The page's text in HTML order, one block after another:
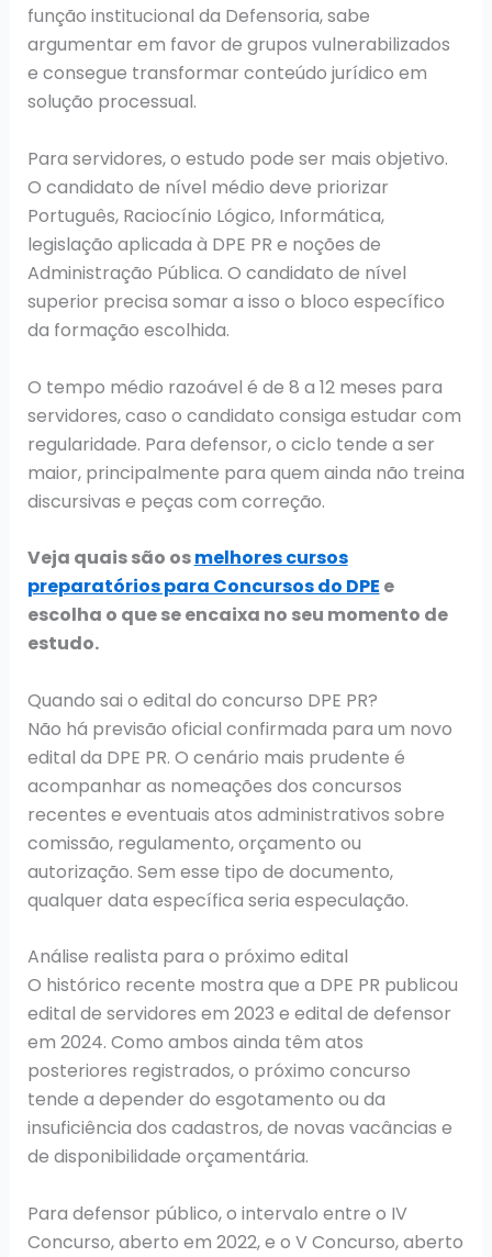
função institucional da Defensoria, sabe
argumentar em favor de grupos vulnerabilizados
e consegue transformar conteúdo jurídico em
solução processual.
Para servidores, o estudo pode ser mais objetivo.
O candidato de nível médio deve priorizar
Português, Raciocínio Lógico, Informática,
legislação aplicada à DPE PR e noções de
Administração Pública. O candidato de nível
superior precisa somar a isso o bloco específico
da formação escolhida.
O tempo médio razoável é de 8 a 12 meses para
servidores, caso o candidato consiga estudar com
regularidade. Para defensor, o ciclo tende a ser
maior, principalmente para quem ainda não treina
discursivas e peças com correção.
Veja quais são osmelhores cursos
preparatórios para Concursos do DPE e
escolha o que se encaixa no seu momento de
estudo.
Quando sai o edital do concurso DPE PR?
Não há previsão oficial confirmada para um novo
edital da DPE PR. O cenário mais prudente é
acompanhar as nomeações dos concursos
recentes e eventuais atos administrativos sobre
comissão, regulamento, orçamento ou
autorização. Sem esse tipo de documento,
qualquer data específica seria especulação.
Análise realista para o próximo edital
O histórico recente mostra que a DPE PR publicou
edital de servidores em 2023 e edital de defensor
em 2024. Como ambos ainda têm atos
posteriores registrados, o próximo concurso
tende a depender do esgotamento ou da
insuficiência dos cadastros, de novas vacâncias e
de disponibilidade orçamentária.
Para defensor público, o intervalo entre o IV
Concurso, aberto em 2022, e o V Concurso, aberto